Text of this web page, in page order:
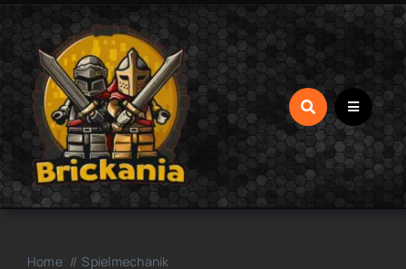
Zum
Inhalt
springen
Home Spielmechanik